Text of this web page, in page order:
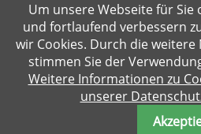
© Gemeinde Salem-Dargow
Impressum Datenschutz Kontakt
Um unsere Webseite für Sie
und fortlaufend verbessern
wir Cookies. Durch die
stimmen Sie der
Weitere Informationen zu
unserer